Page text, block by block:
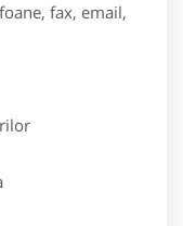
fax, email,